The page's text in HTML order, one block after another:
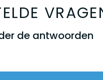
de antwoorden